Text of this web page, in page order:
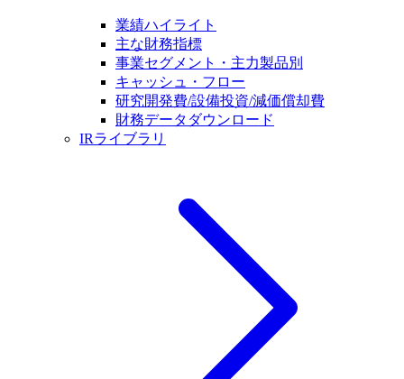
業績ハイライト
主な財務指標
事業セグメント・主力製品別
キャッシュ・フロー
研究開発費/設備投資/減価償却費
財務データダウンロード
IRライブラリ